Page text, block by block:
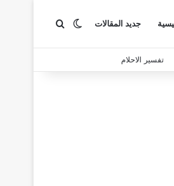
جديد المقالات الوضع المظلم
تفسير الاحلام